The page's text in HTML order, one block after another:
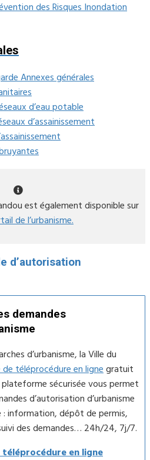
des Risques Inondation
Annexes générales
d’eau potable
d’assainissement
est également disponible sur
de l’urbanisme.
d’autorisation
demandes
d’urbanisme, la Ville du
de téléprocédure en lignegratuit
sécurisée vous permet
d’autorisation d’urbanisme
: information, dépôt de permis,
des demandes… 24h/24, 7j/7.
téléprocédure en ligne